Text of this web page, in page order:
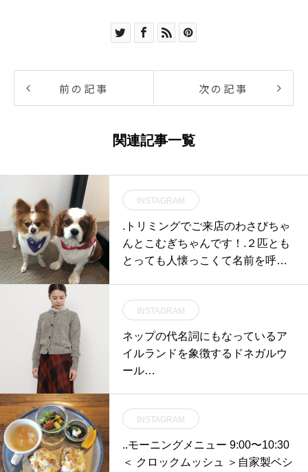
前の記事 次の記事
関連記事一覧
INSTAGRAM
.トリミングでご来店のわさびちゃ
んとこむぎちゃんです！.２匹とも
とっても人懐っこくて名前を呼ぶ
しそうでよかったです.ありがとう
ございますまたのご来店お待ちし
ております︎.GROOM HAUS松江市
トリミングサロン #松江トリミン
グ #松江スパシャンプー#松江ペッ
トサロン #松江ペット #松江#山陰
#島根#hausmathue #groomhaus
INSTAGRAM
ネップの代名詞にもなっているア
イルランドを象徴するドネガルウ
ール…
INSTAGRAM
..モーニングメニュー 9:00〜10:30
＜ クロックムッシュ ＞自家製ベシ